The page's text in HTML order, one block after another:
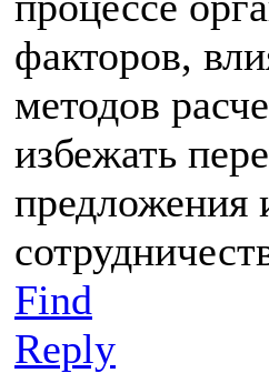
факторов,
методов
избежать
предложения
Find
Reply